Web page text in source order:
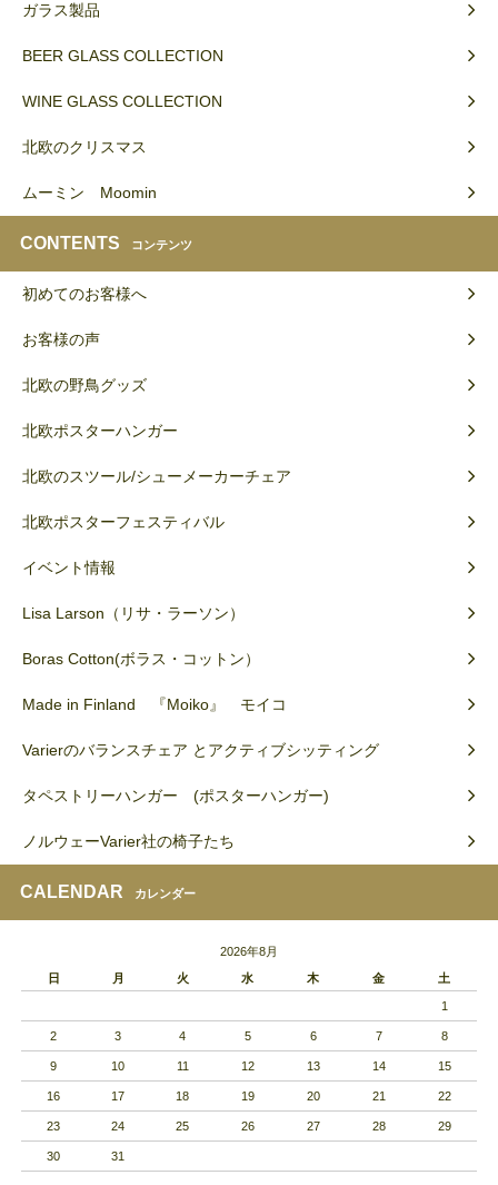
ガラス製品
BEER GLASS COLLECTION
WINE GLASS COLLECTION
北欧のクリスマス
ムーミン Moomin
CONTENTS コンテンツ
初めてのお客様へ
お客様の声
北欧の野鳥グッズ
北欧ポスターハンガー
北欧のスツール/シューメーカーチェア
北欧ポスターフェスティバル
イベント情報
Lisa Larson（リサ・ラーソン）
Boras Cotton(ボラス・コットン）
Made in Finland 『Moiko』 モイコ
Varierのバランスチェア とアクティブシッティング
タペストリーハンガー (ポスターハンガー)
ノルウェーVarier社の椅子たち
CALENDAR カレンダー
2026年8月
日
月 火 水 木 金 土
1
2 3 4 5 6 7 8
9 10 11 12 13 14 15
16 17 18 19 20 21 22
23 24 25 26 27 28 29
30 31